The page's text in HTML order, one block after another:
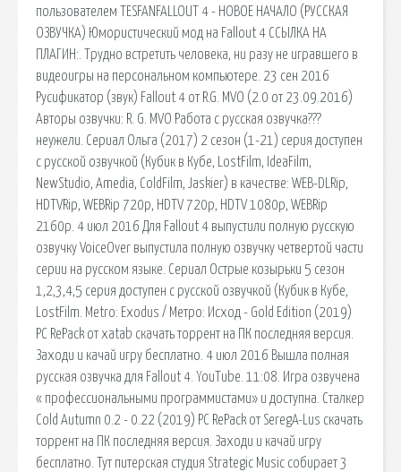
пользователем TESFANFALLOUT 4 - НОВОЕ НАЧАЛО (РУССКАЯ
ОЗВУЧКА) Юмористический мод на Fallout 4 ССЫЛКА НА
ПЛАГИН:. Трудно встретить человека, ни разу не игравшего в
видеоигры на персональном компьютере. 23 сен 2016
Русификатор (звук) Fallout 4 от R.G. MVO (2.0 от 23.09.2016)
Авторы озвучки: R. G. MVO Работа с русская озвучка???
неужели. Сериал Ольга (2017) 2 сезон (1-21) серия доступен
с русской озвучкой (Кубик в Кубе, LostFilm, IdeaFilm,
NewStudio, Amedia, ColdFilm, Jaskier) в качестве: WEB-DLRip,
HDTVRip, WEBRip 720p, HDTV 720p, HDTV 1080p, WEBRip
2160p. 4 июл 2016 Для Fallout 4 выпустили полную русскую
озвучку VoiceOver выпустила полную озвучку четвертой части
серии на русском языке. Сериал Острые козырьки 5 сезон
1,2,3,4,5 серия доступен с русской озвучкой (Кубик в Кубе,
LostFilm. Metro: Exodus / Метро: Исход - Gold Edition (2019)
PC RePack от xatab скачать торрент на ПК последняя версия.
Заходи и качай игру бесплатно. 4 июл 2016 Вышла полная
русская озвучка для Fallout 4. YouTube. 11:08. Игра озвучена
« профессиональными программистами» и доступна. Сталкер
Cold Autumn 0.2 - 0.22 (2019) PC RePack от SeregA-Lus скачать
торрент на ПК последняя версия. Заходи и качай игру
бесплатно. Тут питерская студия Strategic Music собирает 3